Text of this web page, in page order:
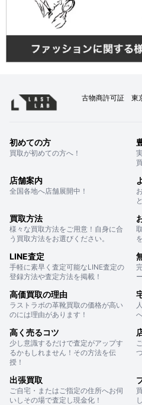
古物商許可証 東
初めての方
買取が初めての方へ！
店舗案内
全国各地へ店舗展開中！
買取方法
様々な買取方法をご用意！自身に合
う買取方法をお選びください。
LINE査定
手軽に素早く査定可能なLINE査定の
登録方法や査定方法を掲載！
高価買取の理由
ラストラボの革靴買取の価格が高い
のには理由があります！
高く売るコツ
少し意識するだけで査定がアップす
るかもしれません！その方法を伝
授！
出張買取
ご自宅・またはご指定の住所へお伺
いしその場で査定し現金化！